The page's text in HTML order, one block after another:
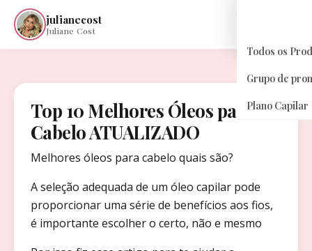
julianecost
Juliane Cost
Todos os
Grupo de
Plano Capilar
Top 10 Melhores Óleos para
Cabelo ATUALIZADO
Melhores óleos para cabelo quais são?
A seleção adequada de um óleo capilar pode
proporcionar uma série de benefícios aos fios,
é importante escolher o certo, não e mesmo